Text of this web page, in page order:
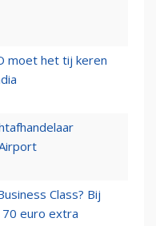
moet het tij keren
Class? Bij
euro extra